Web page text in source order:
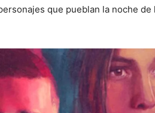
que pueblan la noche de